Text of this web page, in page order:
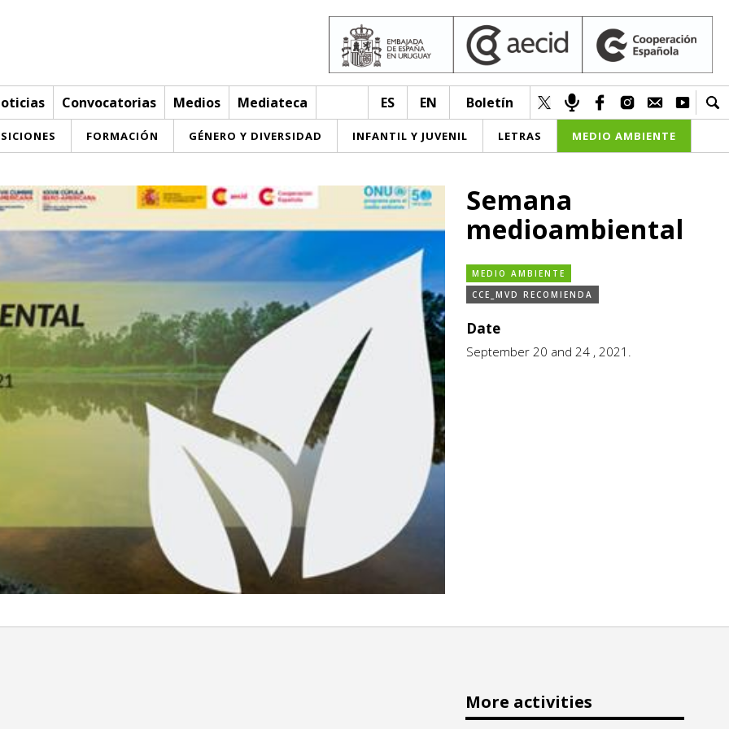
Convocatorias Medios Mediateca ES EN Boletín
FORMACIÓN GÉNERO Y DIVERSIDAD INFANTIL Y JUVENIL LETRAS MEDIO AMBIENTE
Semana
medioambiental
MEDIO AMBIENTE
CCE_MVD RECOMIENDA
Date
September 20 and 24 , 2021.
More activities